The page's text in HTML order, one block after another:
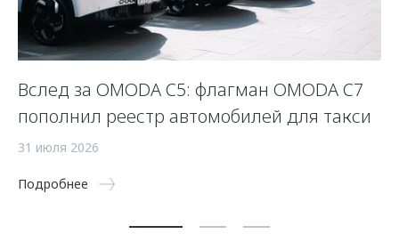
Вслед за OMODA C5: флагман OMODA C7
пополнил реестр автомобилей для такси
31 июля 2026
Подробнее